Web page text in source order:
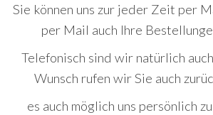
Sie können uns zur jeder Zeit per
per Mail auch Ihre
Telefonisch sind wir natürlich
Wunsch rufen wir Sie auch
es auch möglich uns persönlich